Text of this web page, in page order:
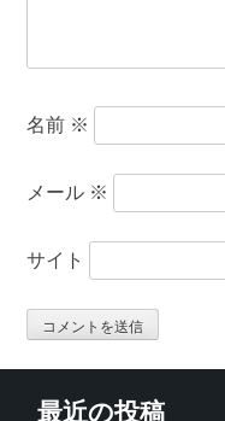
名前 ※
メール ※
サイト
最近の投稿